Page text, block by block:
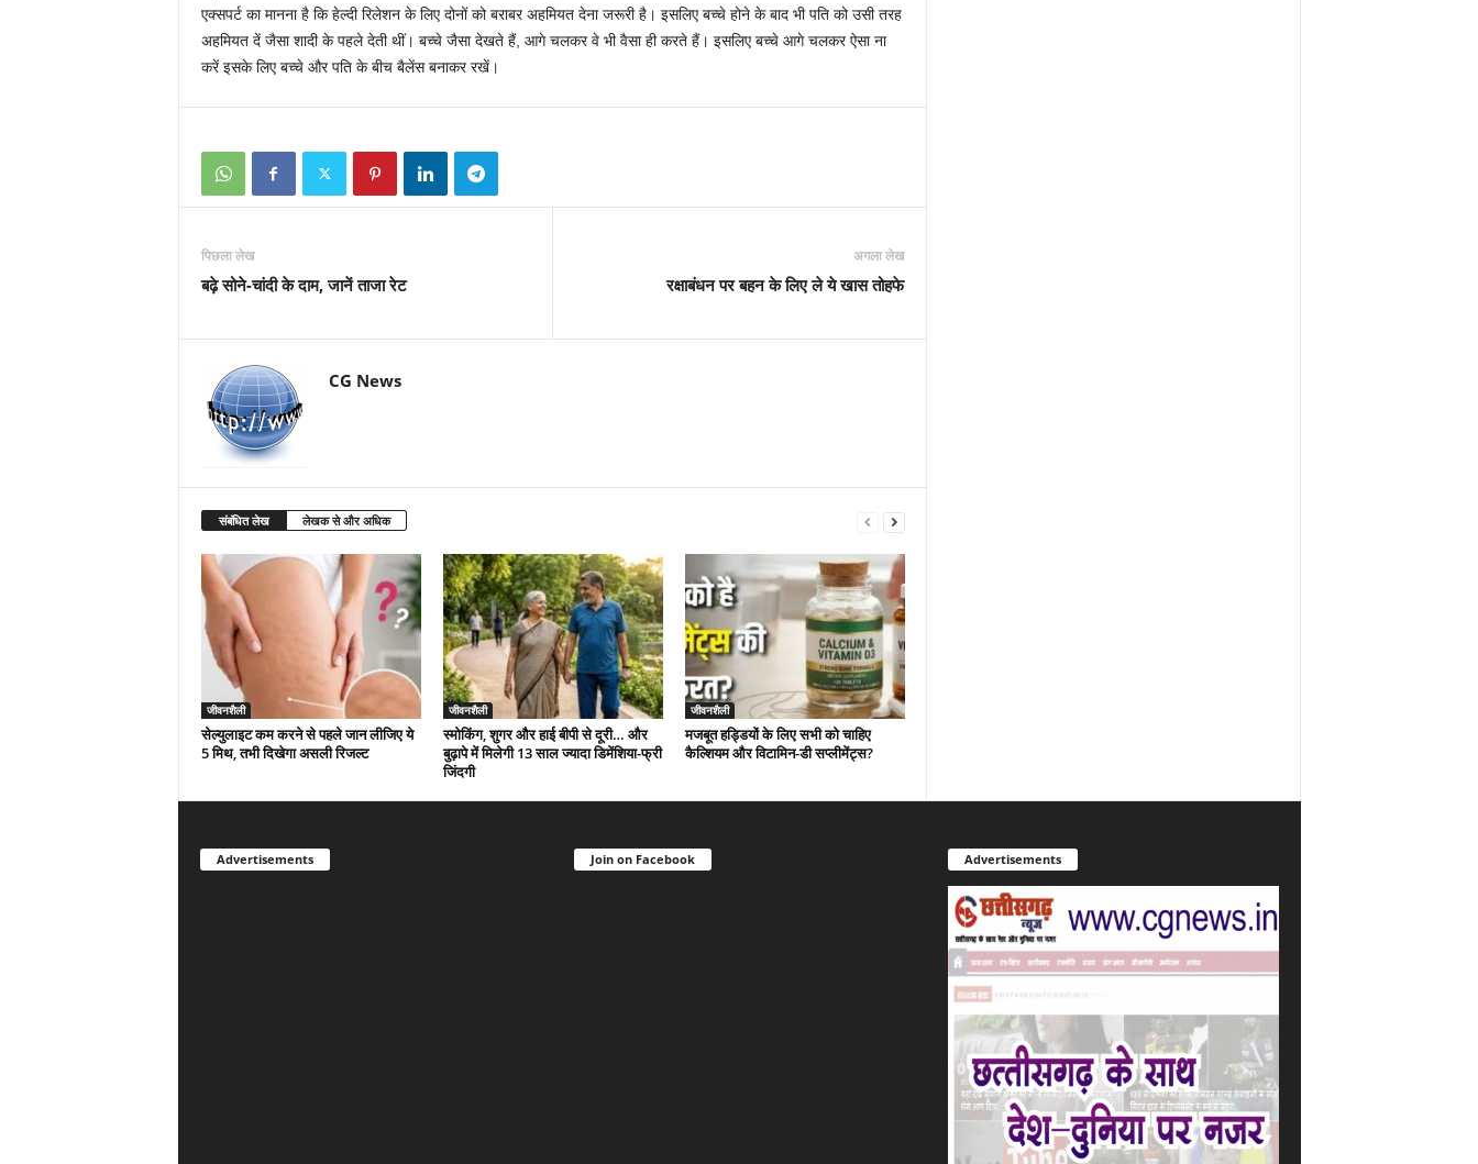
एक्सपर्ट का मानना है कि हेल्दी रिलेशन के लिए दोनों को बराबर अहमियत देना जरूरी है। इसलिए बच्चे होने के बाद भी पति को उसी तरह
अहमियत दें जैसा शादी के पहले देती थीं। बच्चे जैसा देखते हैं, आगे चलकर वे भी वैसा ही करते हैं। इसलिए बच्चे आगे चलकर ऐसा ना
करें इसके लिए बच्चे और पति के बीच बैलेंस बनाकर रखें।
पिछला लेख
बढ़े सोने-चांदी के दाम, जानें ताजा रेट
अगला लेख
रक्षाबंधन पर बहन के लिए ले ये खास तोहफे
CG News
संबंधित लेख लेखक से और अधिक
जीवनशैली
सेल्युलाइट कम करने से पहले जान लीजिए ये
5 मिथ, तभी दिखेगा असली रिजल्ट
जीवनशैली
स्मोकिंग, शुगर और हाई बीपी से दूरी… और
बुढ़ापे में मिलेगी 13 साल ज्यादा डिमेंशिया-फ्री
जिंदगी
जीवनशैली
मजबूत हड्डियों के लिए सभी को चाहिए
कैल्शियम और विटामिन-डी सप्लीमेंट्स?
Advertisements Join on Facebook Advertisements